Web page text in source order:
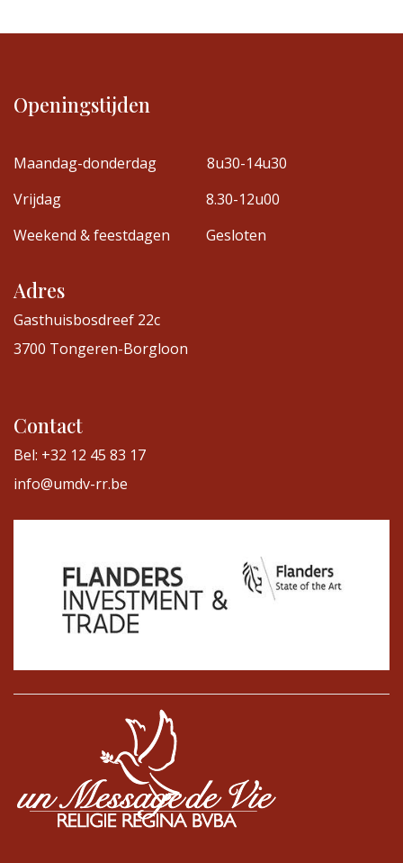
Openingstijden
Maandag-donderdag
8u30-14u30
Vrijdag
8.30-12u00
Weekend & feestdagen
Gesloten
Adres
Gasthuisbosdreef 22c
3700 Tongeren-Borgloon
Contact
Bel: +32 12 45 83 17
info@umdv-rr.be